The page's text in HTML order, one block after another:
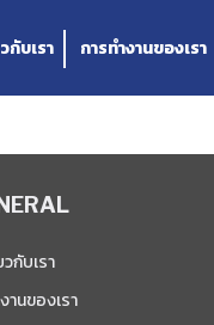
กับเรา การทำงานของเรา
วกับเรา
านของเรา